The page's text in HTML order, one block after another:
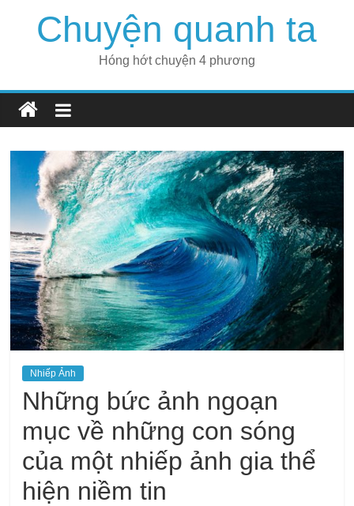
Chuyện quanh ta
Hóng hớt chuyện 4 phương
Nhiếp Ảnh
Những bức ảnh ngoạn
mục về những con sóng
của một nhiếp ảnh gia thể
hiện niềm tin